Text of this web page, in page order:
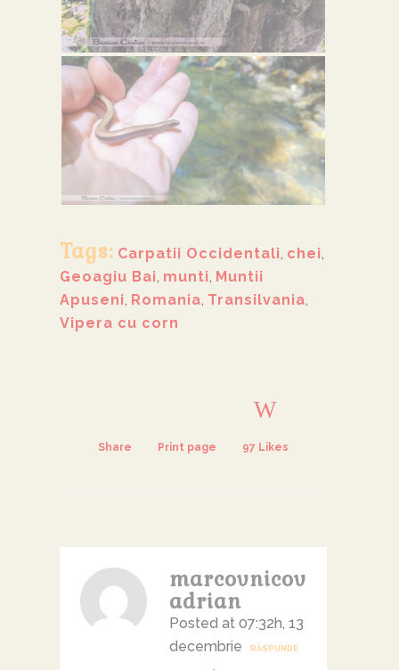
Tags: Carpatii Occidentali, chei,
Geoagiu Bai, munti, Muntii
Apuseni, Romania, Transilvania,
Vipera cu corn
Share Print page 97 Likes
marcovnicov
adrian
Posted at 07:32h, 13
decembrie
RĂSPUNDE